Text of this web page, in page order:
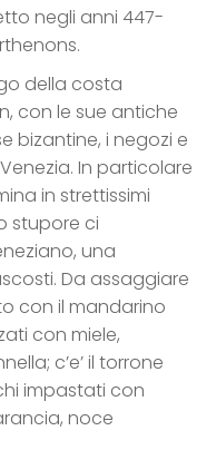
negli anni 447-
della costa
con le sue antiche
bizantine, i negozi e
In particolare
in strettissimi
stupore ci
una
Da assaggiare
con il mandarino
con miele,
c’e’ il torrone
impastati con
noce